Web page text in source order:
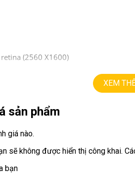
retina (2560 X1600)
XEM
sản phẩm
giá nào.
sẽ không được hiển thị công khai.
bạn